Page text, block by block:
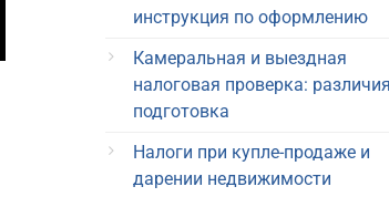
инструкция по оформлению
Камеральная и выездная
налоговая проверка:
подготовка
Налоги при купле-продаже и
дарении недвижимости